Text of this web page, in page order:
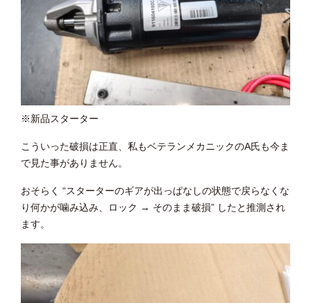
※新品スターター
こういった破損は正直、私もベテランメカニックのA氏も今ま
で見た事がありません。
おそらく “スターターのギアが出っぱなしの状態で戻らなくな
り何かが噛み込み、ロック → そのまま破損” したと推測され
ます。